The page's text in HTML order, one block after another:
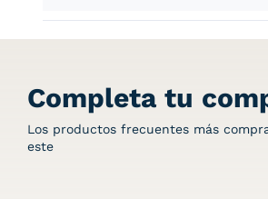
Completa tu
Los productos frecuentes más
este